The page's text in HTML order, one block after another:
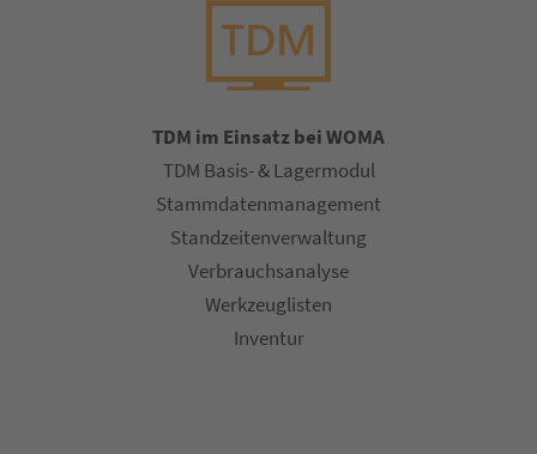
TDM im Einsatz bei WOMA
TDM Basis- & Lagermodul
Stammdatenmanagement
Standzeitenverwaltung
Verbrauchsanalyse
Werkzeuglisten
Inventur